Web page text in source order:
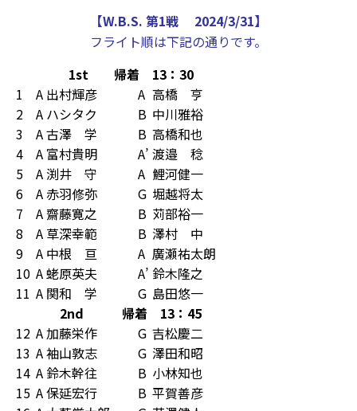
【W.B.S. 第1戦 2024/3/31】
フライト順は下記の通りです。
1st 帰着 13：30
1
A 出村輝彦 A 高橋 亨
2
A ハシタク B 中川雅裕
3
A古澤 学 B 高橋和也
4
A 富村貴明 A’ 渡邉 稔
5
A 渕井 守 A 鯉河健一
6
A赤羽修弥 G 堀越将太
7
A齋藤寛之 B 苅部裕一
8
A 草深幸範 B 澤村 中
9
A 中根 亘 A 廣瀬祐太朗
10 A蛯原英夫 A’ 鈴木隆之
11 A 関和 学 G 島田悠一
2nd 帰着 13：45
12 A加藤栄作 G 吉松慶二
13 A袖山敦志 G 澤田和昭
14 A 鈴木幹往 B 小林知也
15 A保延宏行 B 平賀善彦